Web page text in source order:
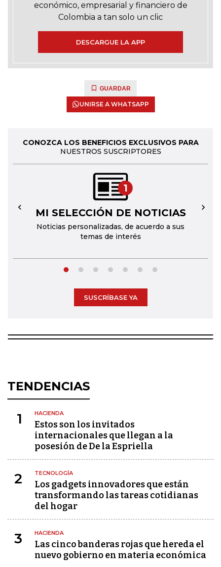
económico, empresarial y financiero de
Colombia a tan solo un clic
DESCARGUE LA APP
GUARDAR
UNIRSE A WHATSAPP
CONOZCA LOS BENEFICIOS EXCLUSIVOS PARA
NUESTROS SUSCRIPTORES
1
MI SELECCIÓN DE NOTICIAS
Noticias personalizadas, de acuerdo a sus
temas de interés
← →
SUSCRÍBASE YA
TENDENCIAS
1 HACIENDA
Estos son los invitados
internacionales que llegan a la
posesión de De la Espriella
2 TECNOLOGÍA
Los gadgets innovadores que están
transformando las tareas cotidianas
del hogar
3 HACIENDA
Las cinco banderas rojas que hereda el
nuevo gobierno en materia económica